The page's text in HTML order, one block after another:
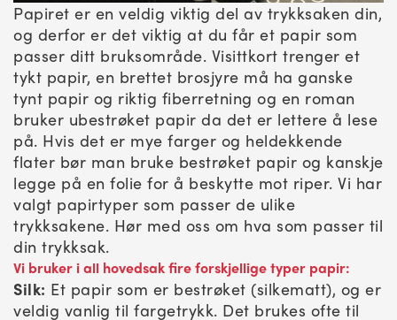
Papiret er en veldig viktig del av trykksaken din,
og derfor er det viktig at du får et papir som
passer ditt bruksområde. Visittkort trenger et
tykt papir, en brettet brosjyre må ha ganske
tynt papir og riktig fiberretning og en roman
bruker ubestrøket papir da det er lettere å lese
på. Hvis det er mye farger og heldekkende
flater bør man bruke bestrøket papir og kanskje
legge på en folie for å beskytte mot riper. Vi har
valgt papirtyper som passer de ulike
trykksakene. Hør med oss om hva som passer til
din trykksak.
Vi bruker i all hovedsak fire forskjellige typer papir:
Silk: Et papir som er bestrøket (silkematt), og er
veldig vanlig til fargetrykk. Det brukes ofte til